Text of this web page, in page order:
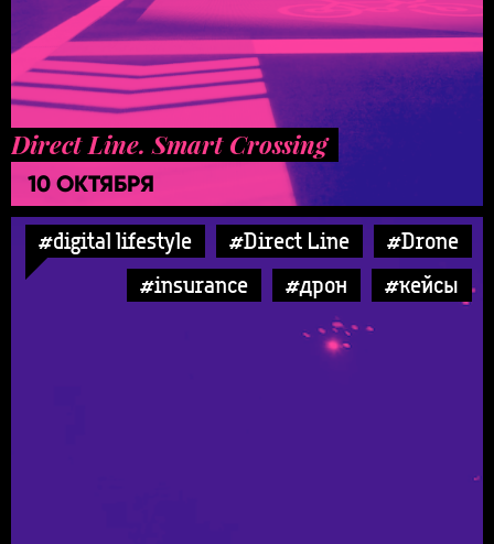
Direct Line. Smart Crossing
10 ОКТЯБРЯ
#digital lifestyle #Direct Line
#Drone
#insurance
#дрон #кейсы